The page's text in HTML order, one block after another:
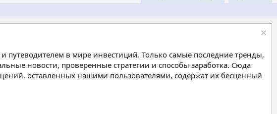
в мире инвестиций. Только самые последние тренды,
новости, проверенные стратегии и способы заработка. Сюда
оставленных нашими пользователями, содержат их бесценный